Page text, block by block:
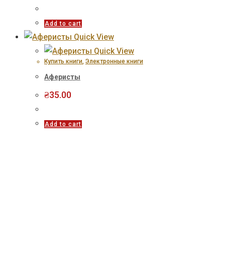
Add to cart
Quick View
Quick View
Купить книги Электронные книги
Аферисты
₴35.00
Add to cart